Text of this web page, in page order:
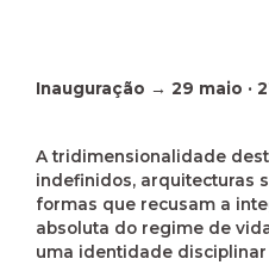
Inauguração → 29 maio ·
A tridimensionalidade
indefinidos, arquitecturas
formas que recusam a
absoluta do regime de
uma identidade